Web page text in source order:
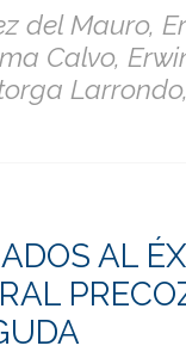
del Mauro,
Calvo,
AL